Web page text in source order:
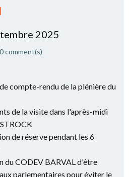
2025
0comment(s)
compte-rendu de la plénière du
de la visite dans l'après-midi
de réserve pendant les 6
du CODEV BARVAL d'être
parlementaires pour éviter le